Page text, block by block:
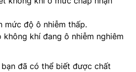
mức độ ô nhiễm thấp.
không khí đang ô nhiễm nghiêm
đã có thể biết được chất